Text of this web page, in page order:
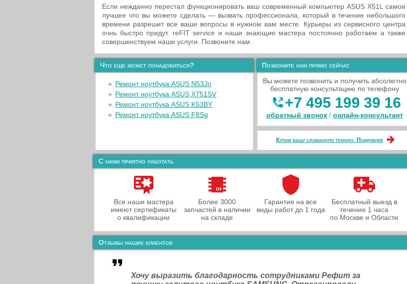
Если нежданно перестал функционировать ваш современный компьютер ASUS X51L самое
лучшее что вы можете сделать — вызвать профессионала, который в течение небольшого
времени разрешит все ваши вопросы в нужном вам месте. Курьеры из сервисного центра
очнь быстро придут. reFIT service и наши знающие мастера постоянно работаем а также
совершенствуем наши услуги. Позвоните нам.
Что еще может понадобиться?
Ремонт ноутбука ASUS N53Jn
Ремонт ноутбука ASUS X751SV
Ремонт ноутбука ASUS K53BY
Ремонт ноутбука ASUS F8Sg
Позвоните нам прямо сейчас
Вы можете позвонить и получить абсолютно
бесплатную консультацию по телефону
+7 495 199 39 16
обратный звонок / онлайн‑консультант
Купим вашу сломанную технику. Подробнее
С нами приятно работать
Все наши мастера
имеют сертификаты
о квалификации
Более 3000
запчастей в наличии
на складе
Гарантия на все
виды работ до 1 года
Бесплатный выезд в
течение 1 часа
по Москве и Области
Отзывы наших клиентов
Хочу выразить благодарность сотрудниками Рефит за